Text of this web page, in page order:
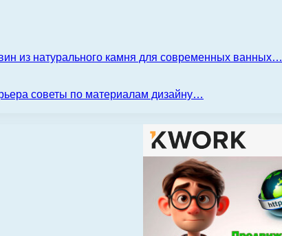
из натурального камня для современных ванных…
советы по материалам дизайну…